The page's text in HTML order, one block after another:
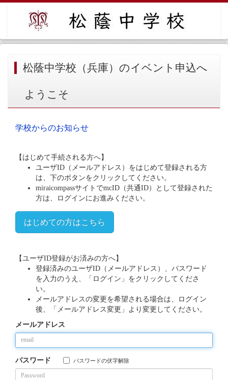
松蔭中学校（兵庫）のイベント申込へ
ようこそ
学校からのお知らせ
【はじめて手続される方へ】
ユーザID（メールアドレス）をはじめて登録される方
は、下のボタンをクリックしてください。
miraicompassサイトでmcID（共通ID）として登録された
方は、ログインにお進みください。
はじめての方はこちら
【ユーザID登録がお済みの方へ】
登録済みのユーザID（メールアドレス）、パスワード
を入力のうえ、「ログイン」をクリックしてくださ
い。
メールアドレスの変更を希望される場合は、ログイン
後、「メールアドレス変更」より変更してください。
メールアドレス
パスワード パスワードの伏字解除